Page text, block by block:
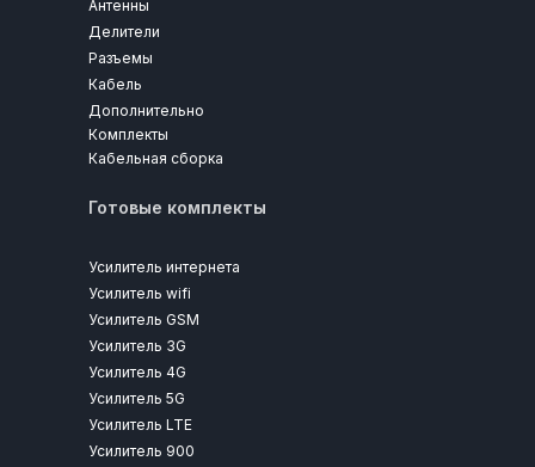
Готовые комплекты
Антенны
Делители
Разъемы
Кабель
Дополнительно
Усилитель интернета
Усилитель wifi
Усилитель GSM
Усилитель 3G
Усилитель 4G
Усилитель 5G
Усилитель LTE
Усилитель 900
Кабельная сборка
Комплекты